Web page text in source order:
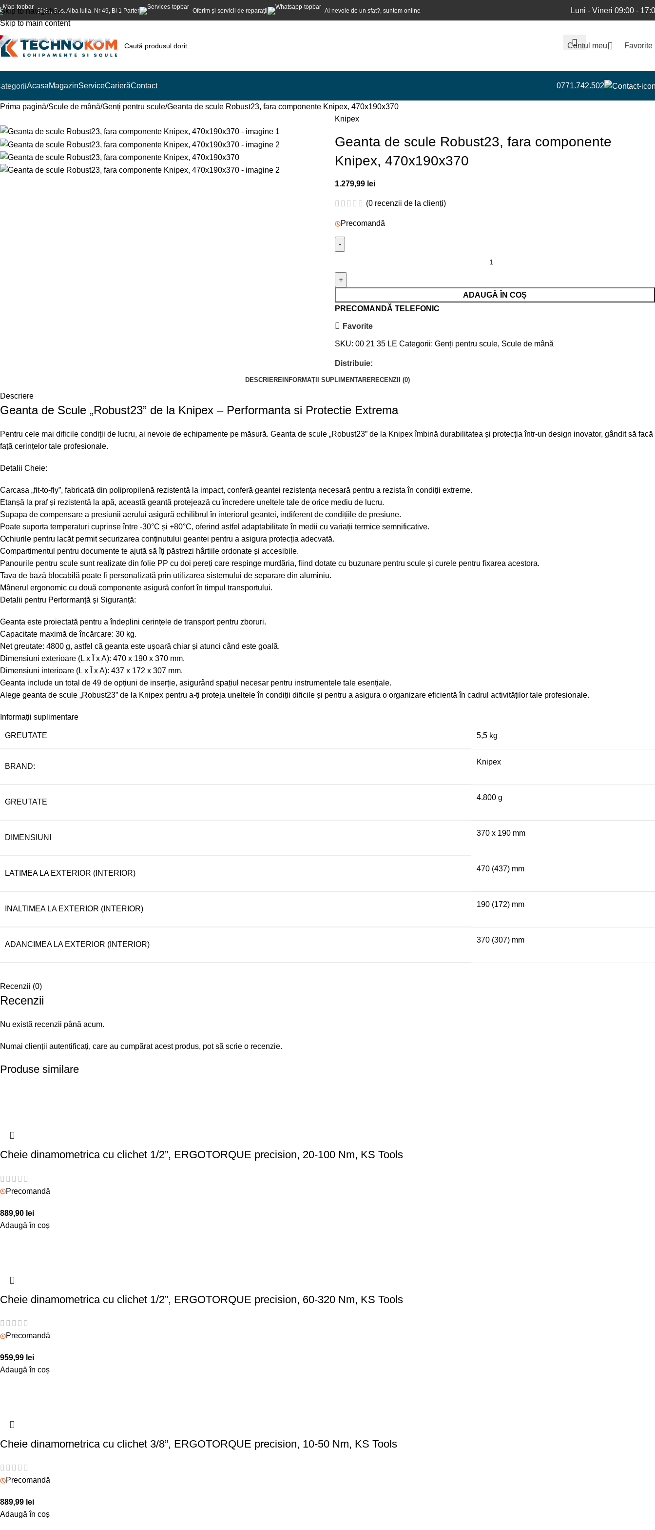
Skip to navigation
Skip to main content
Sibiu, Sos. Alba Iulia. Nr 49, Bl 1 Parter Oferim și servicii de reparații Ai nevoie de un sfat?, suntem online Luni - Vineri 09:00 -
Contul meu Favorite
AcasaMagazinServiceCarierăContact 0771.742.502
Prima pagină Scule de mână Genți pentru scule Geanta de scule Robust23, fara componente Knipex, 470x190x370
Knipex
Geanta de scule Robust23, fara componente
Knipex, 470x190x370
1.279,99 lei
(0 recenzii de la clienți)
Precomandă
ADAUGĂ ÎN COȘ
PRECOMANDĂ TELEFONIC
Favorite
SKU: 00 21 35 LE Categorii: Genți pentru scule, Scule de mână
Distribuie:
DESCRIERE INFORMAȚII SUPLIMENTARE RECENZII (0)
Descriere
Geanta de Scule „Robust23” de la Knipex – Performanta si Protectie Extrema
Pentru cele mai dificile condiții de lucru, ai nevoie de echipamente pe măsură. Geanta de scule „Robust23” de la Knipex îmbină durabilitatea și protecția într-un design inovator, gândit să facă
față cerințelor tale profesionale.
Detalii Cheie:
Carcasa „fit-to-fly”, fabricată din polipropilenă rezistentă la impact, conferă geantei rezistența necesară pentru a rezista în condiții extreme.
Etanșă la praf și rezistentă la apă, această geantă protejează cu încredere uneltele tale de orice mediu de lucru.
Supapa de compensare a presiunii aerului asigură echilibrul în interiorul geantei, indiferent de condițiile de presiune.
Poate suporta temperaturi cuprinse între -30°C și +80°C, oferind astfel adaptabilitate în medii cu variații termice semnificative.
Ochiurile pentru lacăt permit securizarea conținutului geantei pentru a asigura protecția adecvată.
Compartimentul pentru documente te ajută să îți păstrezi hârtiile ordonate și accesibile.
Panourile pentru scule sunt realizate din folie PP cu doi pereți care respinge murdăria, fiind dotate cu buzunare pentru scule și curele pentru fixarea acestora.
Tava de bază blocabilă poate fi personalizată prin utilizarea sistemului de separare din aluminiu.
Mânerul ergonomic cu două componente asigură confort în timpul transportului.
Detalii pentru Performanță și Siguranță:
Geanta este proiectată pentru a îndeplini cerințele de transport pentru zboruri.
Capacitate maximă de încărcare: 30 kg.
Net greutate: 4800 g, astfel că geanta este ușoară chiar și atunci când este goală.
Dimensiuni exterioare (L x Î x A): 470 x 190 x 370 mm.
Dimensiuni interioare (L x Î x A): 437 x 172 x 307 mm.
Geanta include un total de 49 de opțiuni de inserție, asigurând spațiul necesar pentru instrumentele tale esențiale.
Alege geanta de scule „Robust23” de la Knipex pentru a-ți proteja uneltele în condiții dificile și pentru a asigura o organizare eficientă în cadrul activităților tale profesionale.
Informații suplimentare
GREUTATE 5,5 kg
BRAND:
Knipex
GREUTATE
4.800 g
DIMENSIUNI
370 x 190 mm
LATIMEA LA EXTERIOR (INTERIOR)
470 (437) mm
INALTIMEA LA EXTERIOR (INTERIOR)
190 (172) mm
ADANCIMEA LA EXTERIOR (INTERIOR)
370 (307) mm
Recenzii (0)
Recenzii
Nu există recenzii până acum.
Numai clienții autentificați, care au cumpărat acest produs, pot să scrie o recenzie.
Produse similare
Cheie dinamometrica cu clichet 1/2”, ERGOTORQUE precision, 20-100 Nm, KS Tools
Precomandă
889,90 lei
Adaugă în coș
Cheie dinamometrica cu clichet 1/2”, ERGOTORQUE precision, 60-320 Nm, KS Tools
Precomandă
959,99 lei
Adaugă în coș
Cheie dinamometrica cu clichet 3/8”, ERGOTORQUE precision, 10-50 Nm, KS Tools
Precomandă
889,99 lei
Adaugă în coș